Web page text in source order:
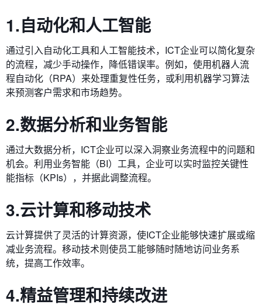
1.自动化和人工智能
通过引入自动化工具和人工智能技术，ICT企业可以简化复杂
的流程，减少手动操作，降低错误率。例如，使用机器人流
程自动化（RPA）来处理重复性任务，或利用机器学习算法
来预测客户需求和市场趋势。
2.数据分析和业务智能
通过大数据分析，ICT企业可以深入洞察业务流程中的问题和
机会。利用业务智能（BI）工具，企业可以实时监控关键性
能指标（KPIs），并据此调整流程。
3.云计算和移动技术
云计算提供了灵活的计算资源，使ICT企业能够快速扩展或缩
减业务流程。移动技术则使员工能够随时随地访问业务系
统，提高工作效率。
4.精益管理和持续改进